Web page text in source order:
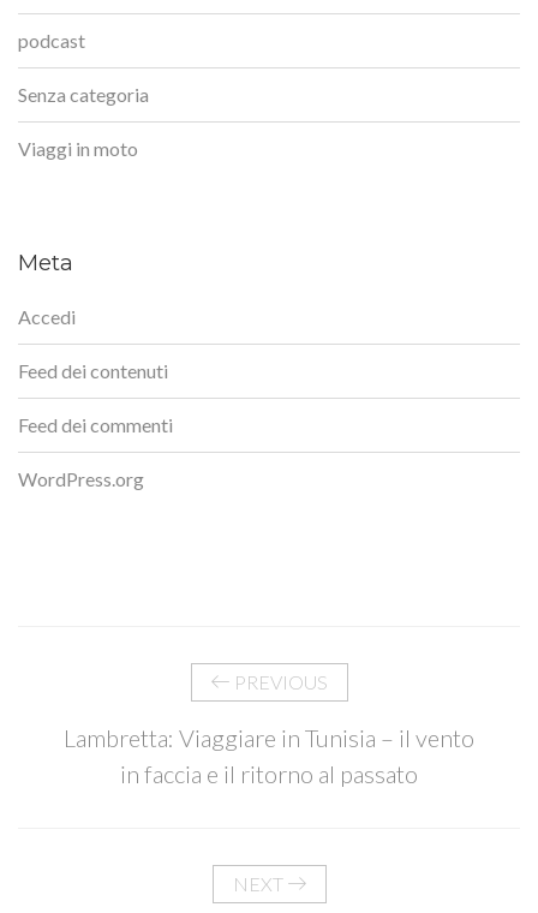
podcast
Senza categoria
Viaggi in moto
Meta
Accedi
Feed dei contenuti
Feed dei commenti
WordPress.org
PREVIOUS
Lambretta: Viaggiare in Tunisia – il vento
in faccia e il ritorno al passato
NEXT